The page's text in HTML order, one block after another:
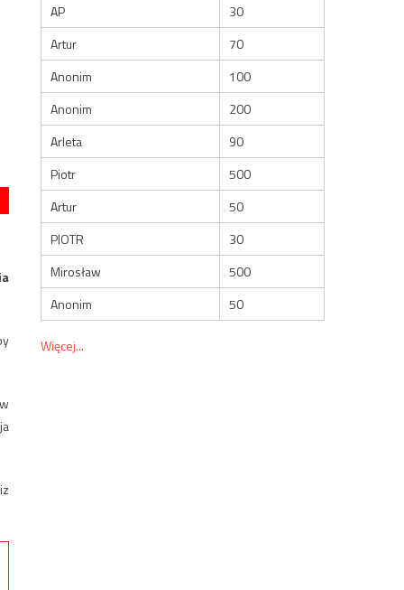
AP
30
Artur
70
Anonim
100
Anonim
200
Arleta
90
Piotr
500
Artur
50
PIOTR
30
Mirosław
500
Anonim
50
Więcej...